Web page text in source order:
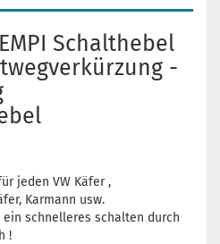
Schalthebel
-
jeden VW Käfer ,
Karmann usw.
schnelleres schalten durch
!